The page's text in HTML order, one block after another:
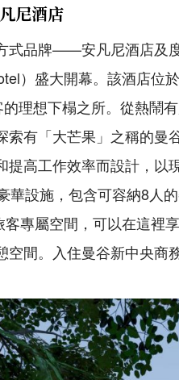
尼酒店
式品牌——安凡尼酒店及
）盛大開幕。該酒店
理想下榻之所。從熱鬧
索有「大芒果」之稱的曼
高工作效率而設計，以
華設施，包含可容納8人
專屬空間，可以在這裡
間。入住曼谷新中央商